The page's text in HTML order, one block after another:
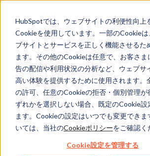
HubSpotでは、ウェブサイトの利便性向上
Cookieを使用しています。一部のCookieは
ブサイトとサービスを正しく機能させるた
ます。その他のCookieは任意で、お客さま
告の配信や利用状況の分析など、ウェブサ
高い体験を提供するために使用されます。
の許可、任意のCookieの拒否・個別管理が
ずれかを選択しない場合、既定のCookie設
ます。Cookieの設定はいつでも変更できま
いては、当社のCookieポリシーをご確認く
Cookie設定を管理する
Marketing Hub
Marketing Hubの初期設定やご利用方法
ガイダンスを行うとともに、お客さま
ばしてリードを創出し、マーケティン
成できるように、戦略面でのアドバイ
す。お客さまの組織構成や目標、お使